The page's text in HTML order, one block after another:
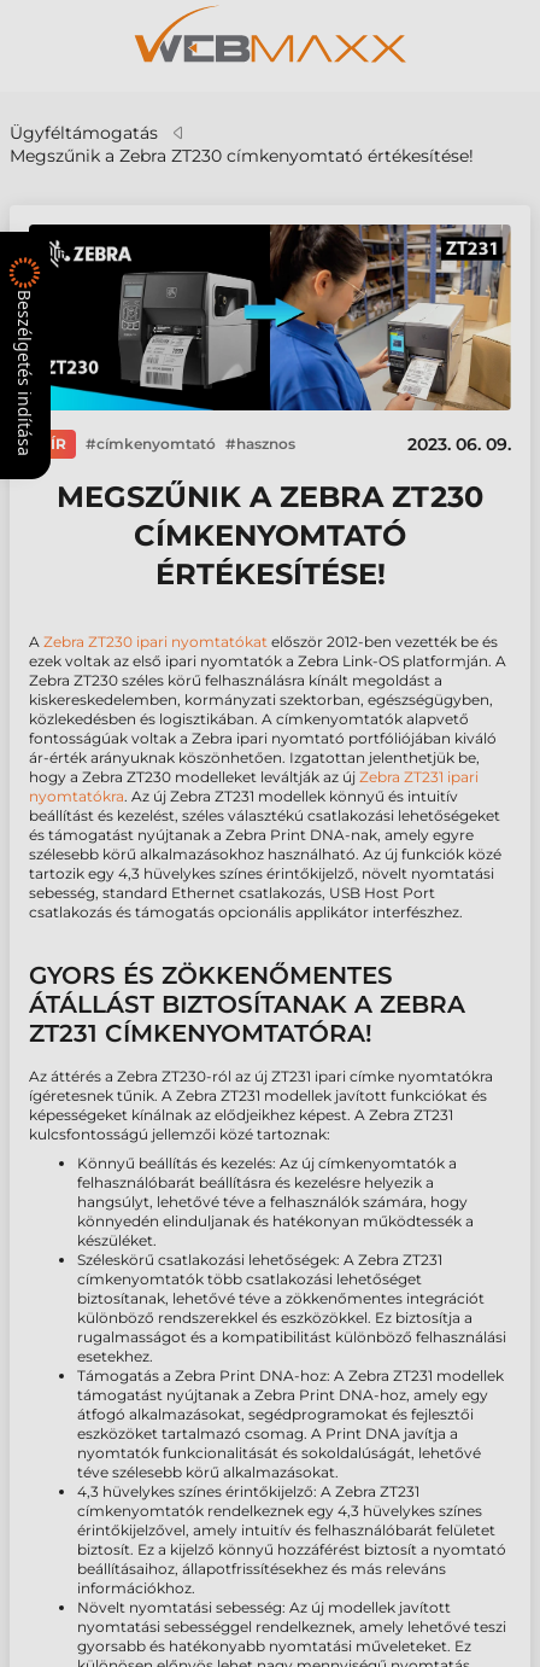
Ügyféltámogatás
Megszűnik a Zebra ZT230 címkenyomtató értékesítése!
HÍR címkenyomtató hasznos 2023. 06. 09.
MEGSZŰNIK A ZEBRA ZT230
CÍMKENYOMTATÓ
ÉRTÉKESÍTÉSE!
A Zebra ZT230 ipari nyomtatókat először 2012-ben vezették be és
ezek voltak az első ipari nyomtatók a Zebra Link-OS platformján. A
Zebra ZT230 széles körű felhasználásra kínált megoldást a
kiskereskedelemben, kormányzati szektorban, egészségügyben,
közlekedésben és logisztikában. A címkenyomtatók alapvető
fontosságúak voltak a Zebra ipari nyomtató portfóliójában kiváló
ár-érték arányuknak köszönhetően. Izgatottan jelenthetjük be,
hogy a Zebra ZT230 modelleket leváltják az új Zebra ZT231 ipari
nyomtatókra. Az új Zebra ZT231 modellek könnyű és intuitív
beállítást és kezelést, széles választékú csatlakozási lehetőségeket
és támogatást nyújtanak a Zebra Print DNA-nak, amely egyre
szélesebb körű alkalmazásokhoz használható. Az új funkciók közé
tartozik egy 4,3 hüvelykes színes érintőkijelző, növelt nyomtatási
sebesség, standard Ethernet csatlakozás, USB Host Port
csatlakozás és támogatás opcionális applikátor interfészhez.
GYORS ÉS ZÖKKENŐMENTES
ÁTÁLLÁST BIZTOSÍTANAK A ZEBRA
ZT231 CÍMKENYOMTATÓRA!
Az áttérés a Zebra ZT230-ról az új ZT231 ipari címke nyomtatókra
ígéretesnek tűnik. A Zebra ZT231 modellek javított funkciókat és
képességeket kínálnak az elődjeikhez képest. A Zebra ZT231
kulcsfontosságú jellemzői közé tartoznak:
Könnyű beállítás és kezelés: Az új címkenyomtatók a
felhasználóbarát beállításra és kezelésre helyezik a
hangsúlyt, lehetővé téve a felhasználók számára, hogy
könnyedén elinduljanak és hatékonyan működtessék a
készüléket.
Széleskörű csatlakozási lehetőségek: A Zebra ZT231
címkenyomtatók több csatlakozási lehetőséget
biztosítanak, lehetővé téve a zökkenőmentes integrációt
különböző rendszerekkel és eszközökkel. Ez biztosítja a
rugalmasságot és a kompatibilitást különböző felhasználási
esetekhez.
Támogatás a Zebra Print DNA-hoz: A Zebra ZT231 modellek
támogatást nyújtanak a Zebra Print DNA-hoz, amely egy
átfogó alkalmazásokat, segédprogramokat és fejlesztői
eszközöket tartalmazó csomag. A Print DNA javítja a
nyomtatók funkcionalitását és sokoldalúságát, lehetővé
téve szélesebb körű alkalmazásokat.
4,3 hüvelykes színes érintőkijelző: A Zebra ZT231
címkenyomtatók rendelkeznek egy 4,3 hüvelykes színes
érintőkijelzővel, amely intuitív és felhasználóbarát felületet
biztosít. Ez a kijelző könnyű hozzáférést biztosít a nyomtató
beállításaihoz, állapotfrissítésekhez és más releváns
információkhoz.
Növelt nyomtatási sebesség: Az új modellek javított
nyomtatási sebességgel rendelkeznek, amely lehetővé teszi
gyorsabb és hatékonyabb nyomtatási műveleteket. Ez
Beszélgetés indítása